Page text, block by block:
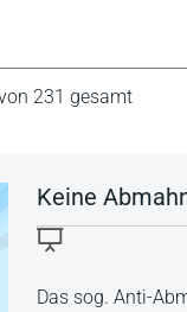
231 gesamt
Keine
Das sog. Anti-